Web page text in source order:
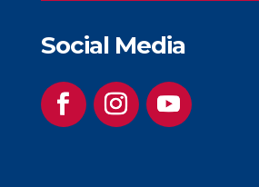
Social Media